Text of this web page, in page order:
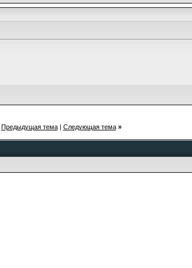
Предыдущая тема| Следующая тема »